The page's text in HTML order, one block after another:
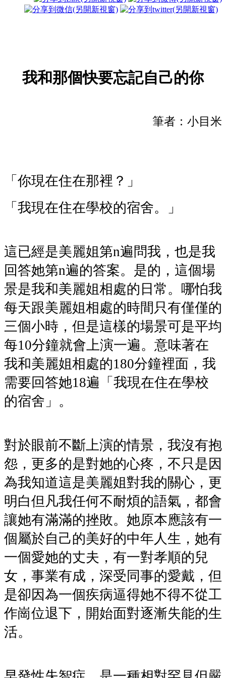
我和那個快要忘記自己的你
筆者：小目米
「你現在住在那裡？」
「我現在住在學校的宿舍。」
這已經是美麗姐第n遍問我，也是我
回答她第n遍的答案。是的，這個場
景是我和美麗姐相處的日常。哪怕我
每天跟美麗姐相處的時間只有僅僅的
三個小時，但是這樣的場景可是平均
每10分鐘就會上演一遍。意味著在
我和美麗姐相處的180分鐘裡面，我
需要回答她18遍「我現在住在學校
的宿舍」。
對於眼前不斷上演的情景，我沒有抱
怨，更多的是對她的心疼，不只是因
為我知道這是美麗姐對我的關心，更
明白但凡我任何不耐煩的語氣，都會
讓她有滿滿的挫敗。她原本應該有一
個屬於自己的美好的中年人生，她有
一個愛她的丈夫，有一對孝順的兒
女，事業有成，深受同事的愛戴，但
是卻因為一個疾病逼得她不得不從工
作崗位退下，開始面對逐漸失能的生
活。